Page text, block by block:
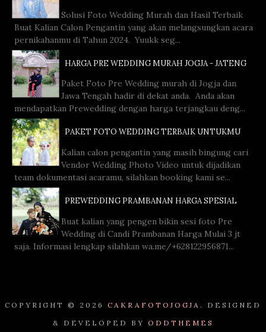
Solusi Foto Wedding Murah dan Hasil Terbaik
Buat Kalian Calon Pengantin yang akan melangsungkan acara
pernikahanmu di Tahun 2024. Yuukk seg...
HARGA PRE WEDDING MURAH JOGJA - JATENG
Paket Foto Pre Wedding murah di Jogja dan
Jawa Tengah hadir di dekat anda. Anda akan
mendapatkan Prewedding dengan harga terjangkau deng...
PAKET FOTO WEDDING TERBAIK UNTUKMU
Kalian calon pengantin yang masih bingung cari
Vendor Wedding Photo Video untuk dijadikan
team dokumentasi acaramu, silahkan booking kami se...
PREWEDDING PRAMBANAN HARGA SPESIAL
Buat kalian yang pengen bikin sesi foto Pre
Wedding di Candi Prambanan Harga Mulai 3 jt
saja. Informasi lengkap silahkan wa.me/+628122956871...
COPYRIGHT © 2026 CAKRAFOTOJOGJA.
DESIGNED
& DEVELOPED BY ODDTHEMES